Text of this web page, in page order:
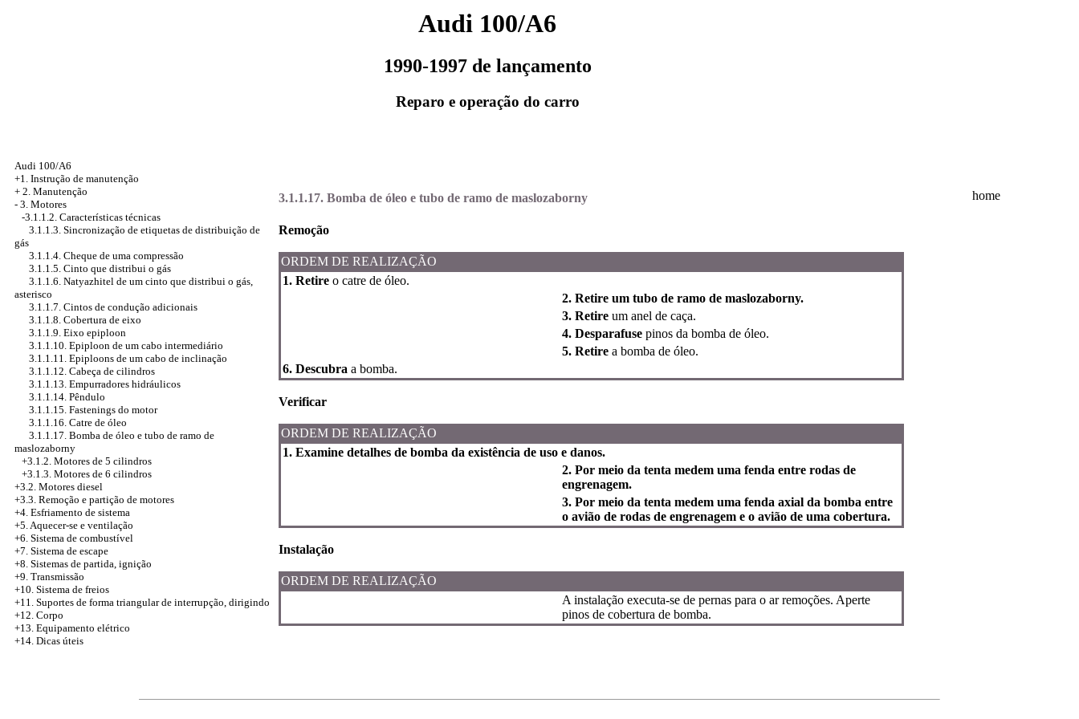
Audi 100/A6
1990-1997 de lançamento
Reparo e operação do carro
Audi 100/A6
+1. Instrução de manutenção
+ 2. Manutenção
- 3. Motores
-3.1.1.2. Características técnicas
3.1.1.3. Sincronização de etiquetas de distribuição de
gás
3.1.1.4. Cheque de uma compressão
3.1.1.5. Cinto que distribui o gás
3.1.1.6. Natyazhitel de um cinto que distribui o gás,
asterisco
3.1.1.7. Cintos de condução adicionais
3.1.1.8. Cobertura de eixo
3.1.1.9. Eixo epiploon
3.1.1.10. Epiploon de um cabo intermediário
3.1.1.11. Epiploons de um cabo de inclinação
3.1.1.12. Cabeça de cilindros
3.1.1.13. Empurradores hidráulicos
3.1.1.14. Pêndulo
3.1.1.15. Fastenings do motor
3.1.1.16. Catre de óleo
3.1.1.17. Bomba de óleo e tubo de ramo de
maslozaborny
+3.1.2. Motores de 5 cilindros
+3.1.3. Motores de 6 cilindros
+3.2. Motores diesel
+3.3. Remoção e partição de motores
+4. Esfriamento de sistema
+5. Aquecer-se e ventilação
+6. Sistema de combustível
+7. Sistema de escape
+8. Sistemas de partida, ignição
+9. Transmissão
+10. Sistema de freios
+11. Suportes de forma triangular de interrupção, dirigindo
+12. Corpo
+13. Equipamento elétrico
+14. Dicas úteis
3.1.1.17. Bomba de óleo e tubo de ramo de maslozaborny
Remoção
ORDEM DE REALIZAÇÃO
1. Retire o catre de óleo.
2. Retire um tubo de ramo de maslozaborny.
3. Retire um anel de caça.
4. Desparafuse pinos da bomba de óleo.
5. Retire a bomba de óleo.
6. Descubra a bomba.
Verificar
ORDEM DE REALIZAÇÃO
1. Examine detalhes de bomba da existência de uso e danos.
2. Por meio da tenta medem uma fenda entre rodas de
engrenagem.
3. Por meio da tenta medem uma fenda axial da bomba entre
o avião de rodas de engrenagem e o avião de uma cobertura.
Instalação
ORDEM DE REALIZAÇÃO
A instalação executa-se de pernas para o ar remoções. Aperte
pinos de cobertura de bomba.
home